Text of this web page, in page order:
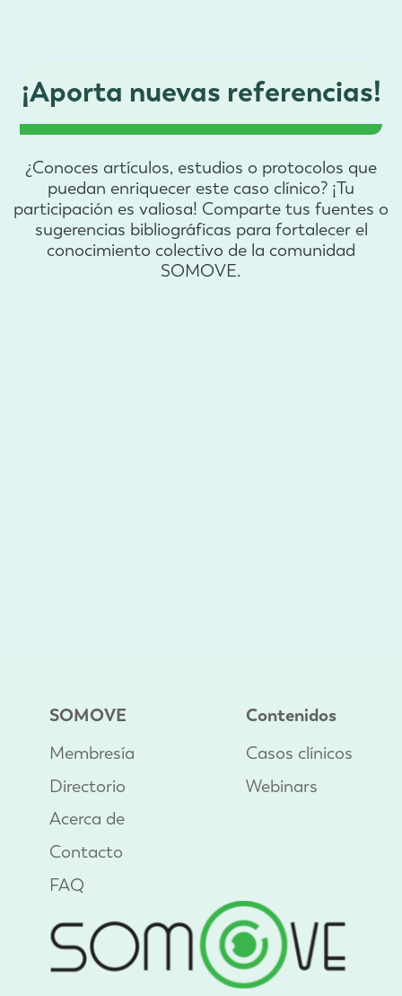
¡Aporta nuevas referencias!
¿Conoces artículos, estudios o protocolos que
puedan enriquecer este caso clínico? ¡Tu
participación es valiosa! Comparte tus fuentes o
sugerencias bibliográficas para fortalecer el
conocimiento colectivo de la comunidad
SOMOVE.
SOMOVE
Membresía
Directorio
Acerca de
Contacto
FAQ
Contenidos
Casos clínicos
Webinars